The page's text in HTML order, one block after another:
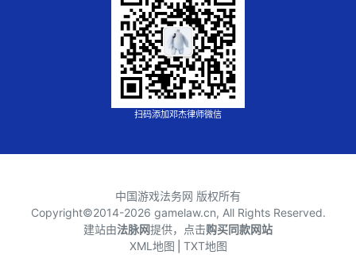
扫码添加邓杰律师微信
中国游戏法务网 版权所有
Copyright©2014-2026 gamelaw.cn, All Rights Reserved.
建站由法脉网提供，点击购买同款网站
XML地图 TXT地图